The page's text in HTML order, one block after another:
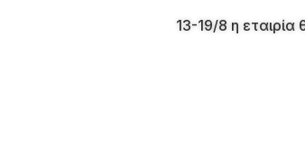
13-19/8 η